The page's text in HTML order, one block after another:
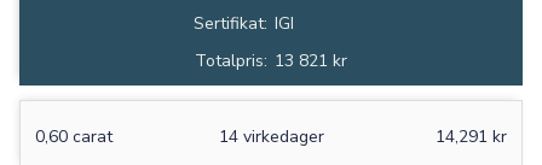
Sertifikat: IGI
Totalpris: 13 821 kr
0,60 carat 14,291 kr
14 virkedager